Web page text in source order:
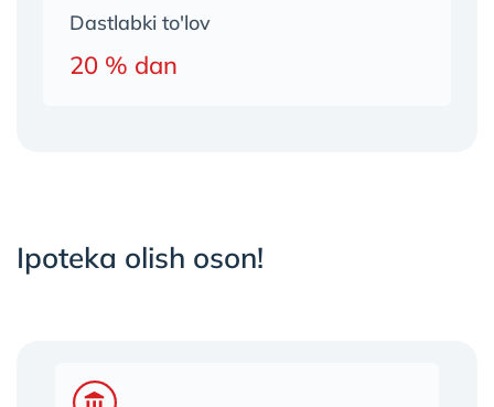
Dastlabki to'lov
20 % dan
Ipoteka olish oson!